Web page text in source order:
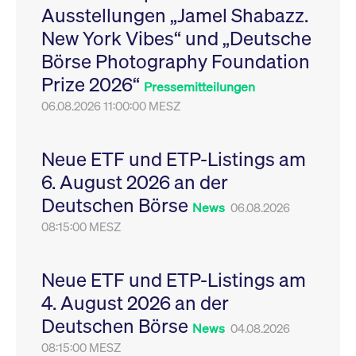
Ausstellungen „Jamel Shabazz.
New York Vibes“ und „Deutsche
Börse Photography Foundation
Prize 2026“ Pressemitteilungen
06.08.2026 11:00:00 MESZ
Neue ETF und ETP-Listings am
6. August 2026 an der
Deutschen Börse News 06.08.2026
08:15:00 MESZ
Neue ETF und ETP-Listings am
4. August 2026 an der
Deutschen Börse News 04.08.2026
08:15:00 MESZ
Leistung der Website
zu messen. Es handelt
sich um ein Muster-
Cookie, bei dem auf
das Präfix _pk_ses
eine kurze Reihe von
VISITOR_PRIVACY_METADATA
YouTube
.youtube.com
6
Monate
Dieses Cookie dient
Speicherung der
Einwilligungs- und
des Nutzers für ihre
Interaktion mit der
Sitzungen geehrt